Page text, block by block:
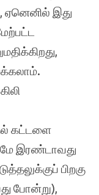
ஏனெனில் இது
கட்டளை
இரண்டாவது
பிறகு
போன்று),